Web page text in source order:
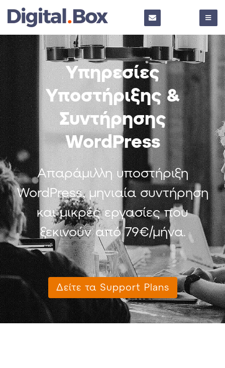
Υπηρεσίες
Υποστήριξης &
Συντήρησης
WordPress
Aπαράμιλλη υποστήριξη
WordPress, μηνιαία συντήρηση
και μικρές εργασίες που
ξεκινούν από 79€/μήνα.
Δείτε τα Support Plans